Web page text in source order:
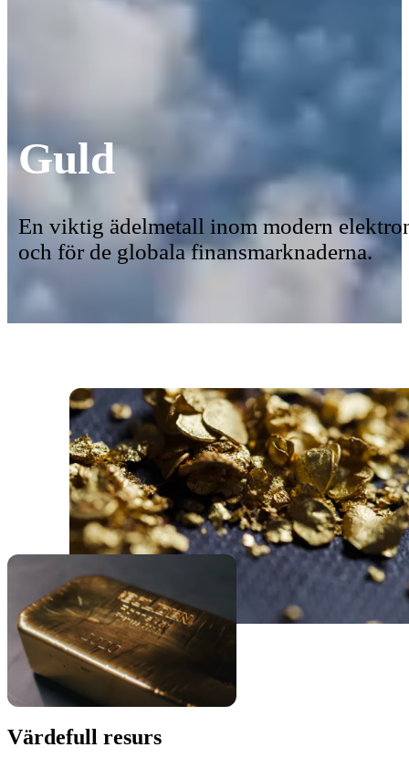
Guld
En viktig ädelmetall inom modern
och för de globala finansmarknaderna.
Värdefull resurs